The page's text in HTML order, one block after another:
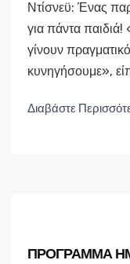
Ντίσνεϋ: Ένας
για πάντα
γίνουν
κυνηγήσουμε»,
Διαβάστε
ΠΡΟΓΡΑΜΜΑ